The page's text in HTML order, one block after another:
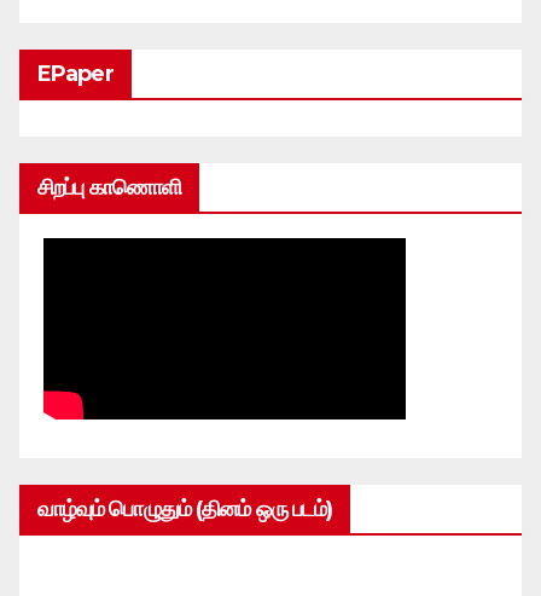
EPaper
சிறப்பு காணொளி
வாழ்வும் பொழுதும் (தினம் ஒரு படம்)